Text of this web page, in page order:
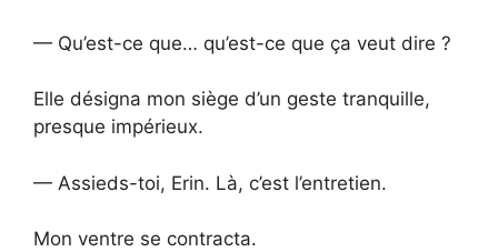
— Qu’est-ce que… qu’est-ce que ça veut dire ?
Elle désigna mon siège d’un geste tranquille,
presque impérieux.
— Assieds-toi, Erin. Là, c’est l’entretien.
Mon ventre se contracta.